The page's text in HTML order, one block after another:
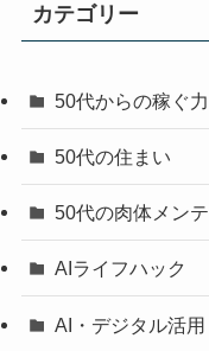
カテゴリー
50代からの稼ぐ力
50代の住まい
50代の肉体メンテ
AIライフハック
AI・デジタル活用